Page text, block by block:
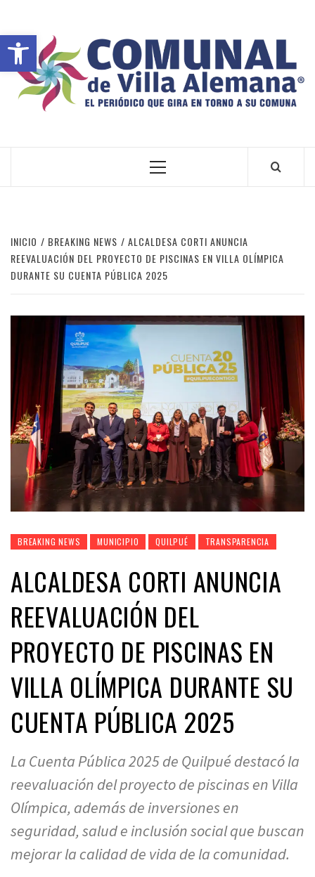
Abrir barra de herramientas
INICIO BREAKING NEWS
ALCALDESA CORTI ANUNCIA
REEVALUACIÓN DEL PROYECTO DE PISCINAS EN VILLA OLÍMPICA
DURANTE SU CUENTA PÚBLICA 2025
BREAKING NEWS MUNICIPIO QUILPUÉ TRANSPARENCIA
ALCALDESA CORTI ANUNCIA
REEVALUACIÓN DEL
PROYECTO DE PISCINAS EN
VILLA OLÍMPICA DURANTE SU
CUENTA PÚBLICA 2025
La Cuenta Pública 2025 de Quilpué destacó la
reevaluación del proyecto de piscinas en Villa
Olímpica, además de inversiones en
seguridad, salud e inclusión social que buscan
mejorar la calidad de vida de la comunidad.